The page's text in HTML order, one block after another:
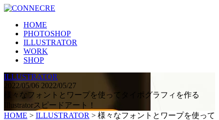
HOME
PHOTOSHOP
ILLUSTRATOR
WORK
SHOP
ILLUSTRATOR
2022/05/06 2022/05/27
様々なフォントとワープを使ってタイポグラフィを作る
Illustratorスピードアート！
HOME > ILLUSTRATOR > 様々なフォントとワープを使って